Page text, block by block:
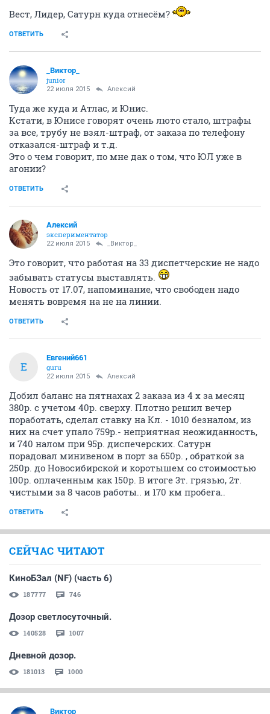
Вест, Лидер, Сатурн куда отнесём?
ОТВЕТИТЬ
_Виктор_
juniоr
22 июля 2015 Алексий
Туда же куда и Атлас, и Юнис.
Кстати, в Юнисе говорят очень люто стало, штрафы
за все, трубу не взял-штраф, от заказа по телефону
отказался-штраф и т.д.
Это о чем говорит, по мне дак о том, что ЮЛ уже в
агонии?
ОТВЕТИТЬ
Алексий
экспериментатор
22 июля 2015 _Виктор_
Это говорит, что работая на 33 диспетчерские не надо
забывать статусы выставлять.
Новость от 17.07, напоминание, что свободен надо
менять вовремя на не на линии.
ОТВЕТИТЬ
Е
Евгений661
guru
22 июля 2015 Алексий
Добил баланс на пятнахах 2 заказа из 4 х за месяц
380р. с учетом 40р. сверху. Плотно решил вечер
поработать, сделал ставку на Кл. - 1010 безналом, из
них на счет упало 759р.- неприятная неожиданность,
и 740 налом при 95р. диспечерских. Сатурн
порадовал минивеном в порт за 650р. , обраткой за
250р. до Новосибирской и коротышем со стоимостью
100р. оплаченным как 150р. В итоге 3т. грязью, 2т.
чистыми за 8 часов работы.. и 170 км пробега..
ОТВЕТИТЬ
СЕЙЧАС ЧИТАЮТ
КиноБЗал (NF) (часть 6)
187777 746
Дозор светлосуточный.
140528 1007
Дневной дозор.
181013 1000
_Виктор_